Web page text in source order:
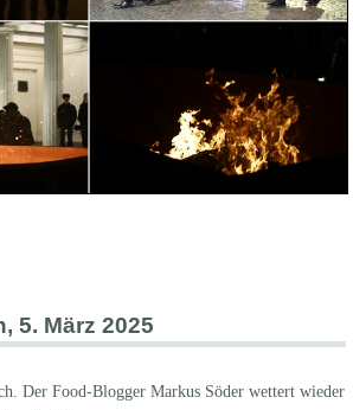
5. März 2025
Der Food-Blogger Markus Söder wettert wieder